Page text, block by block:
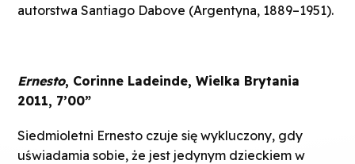
autorstwa Santiago Dabove (Argentyna, 1889–1951).
Ernesto, Corinne Ladeinde, Wielka Brytania
2011, 7’00”
Siedmioletni Ernesto czuje się wykluczony, gdy
uświadamia sobie, że jest jedynym dzieckiem w